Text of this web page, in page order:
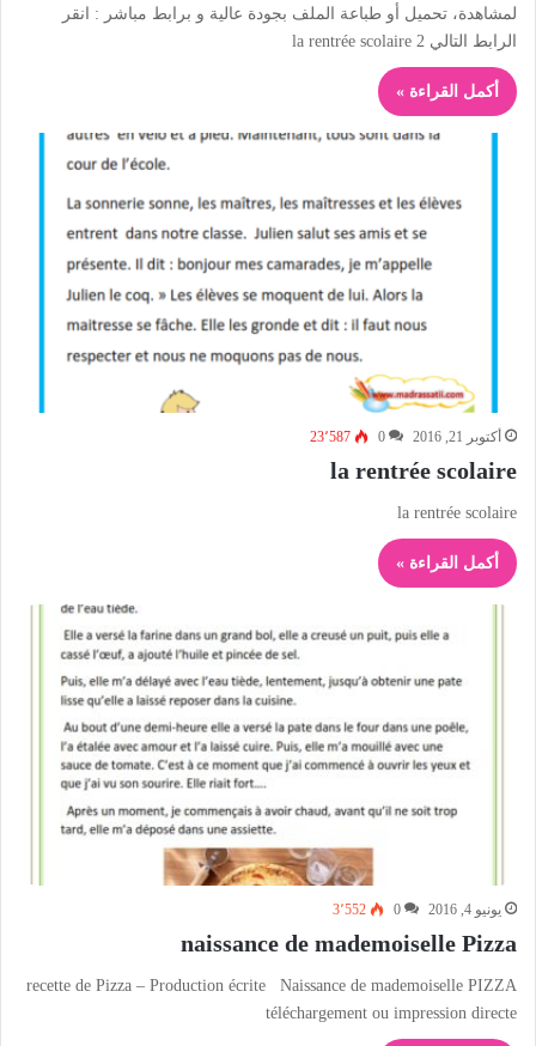
لمشاهدة، تحميل أو طباعة الملف بجودة عالية و برابط مباشر : انقر
الرابط التالي la rentrée scolaire 2
أكمل القراءة »
أكتوبر 21, 2016 0 23٬587
la rentrée scolaire
la rentrée scolaire
أكمل القراءة »
يونيو 4, 2016 0 3٬552
naissance de mademoiselle Pizza
recette de Pizza – Production écrite Naissance de mademoiselle PIZZA
téléchargement ou impression directe